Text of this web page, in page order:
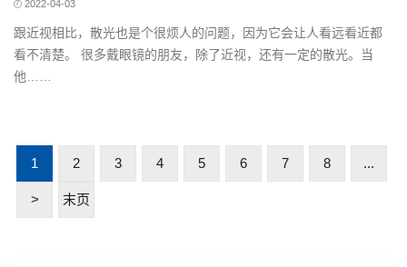
2022-04-03
跟近视相比，散光也是个很烦人的问题，因为它会让人看远看近都
看不清楚。 很多戴眼镜的朋友，除了近视，还有一定的散光。当
他……
1 2 3 4 5 6 7 8 ...
> 末页